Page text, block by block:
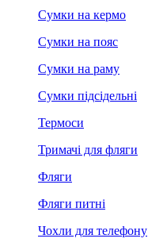
Сумки на кермо
Сумки на пояс
Сумки на раму
Сумки підсідельні
Термоси
Тримачі для фляги
Фляги
Фляги питні
Чохли для телефону